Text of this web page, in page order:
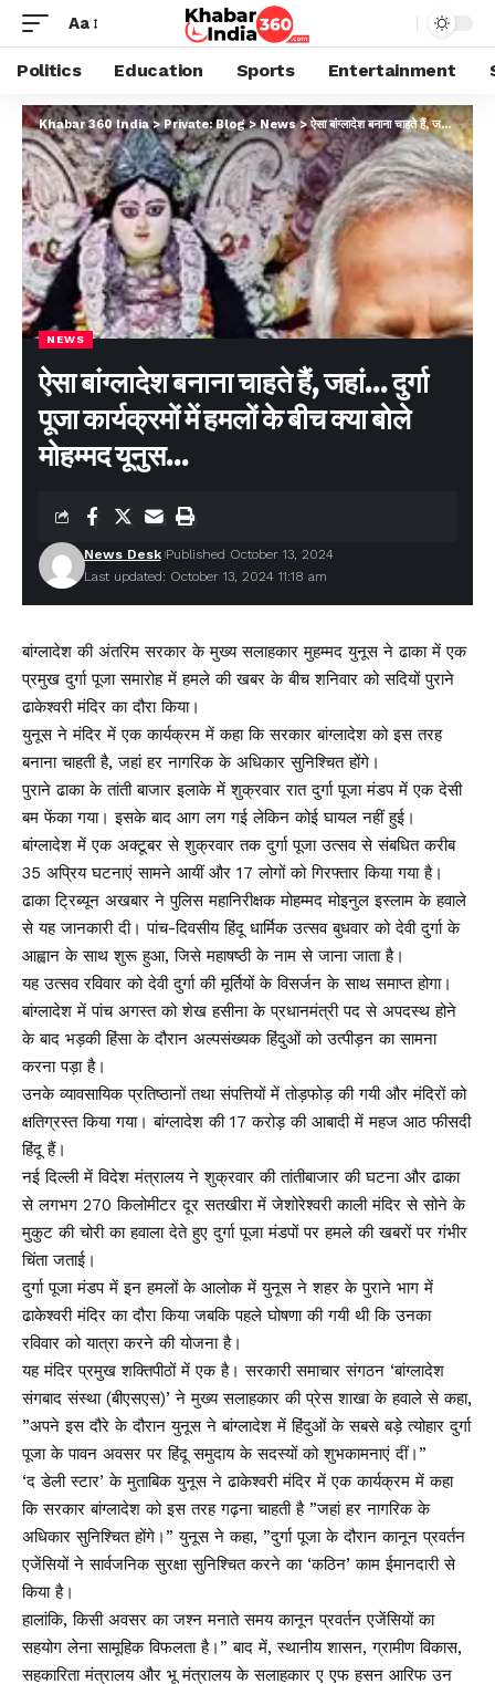
Aa
Politics Education Sports Entertainment
Khabar 360 India>Private: Blog>News>ऐसा बांग्लादेश बनाना चाहते हैं, जहां… दुर्गा पूजा कार्यक्रमों में हमलों के बीच क्या बोले मोहम्मद यूनुस…
NEWS
ऐसा बांग्लादेश बनाना चाहते हैं, जहां… दुर्गा
पूजा कार्यक्रमों में हमलों के बीच क्या बोले
मोहम्मद यूनुस…
Last updated: October 13, 2024 11:18 am
News Desk Published October 13, 2024
बांग्लादेश की अंतरिम सरकार के मुख्य सलाहकार मुहम्मद युनूस ने ढाका में एक
प्रमुख दुर्गा पूजा समारोह में हमले की खबर के बीच शनिवार को सदियों पुराने
ढाकेश्वरी मंदिर का दौरा किया।
युनूस ने मंदिर में एक कार्यक्रम में कहा कि सरकार बांग्लादेश को इस तरह
बनाना चाहती है, जहां हर नागरिक के अधिकार सुनिश्चित होंगे।
पुराने ढाका के तांती बाजार इलाके में शुक्रवार रात दुर्गा पूजा मंडप में एक देसी
बम फेंका गया। इसके बाद आग लग गई लेकिन कोई घायल नहीं हुई।
बांग्लादेश में एक अक्टूबर से शुक्रवार तक दुर्गा पूजा उत्सव से संबधित करीब
35 अप्रिय घटनाएं सामने आयीं और 17 लोगों को गिरफ्तार किया गया है।
ढाका ट्रिब्यून अखबार ने पुलिस महानिरीक्षक मोहम्मद मोइनुल इस्लाम के हवाले
से यह जानकारी दी। पांच-दिवसीय हिंदू धार्मिक उत्सव बुधवार को देवी दुर्गा के
आह्वान के साथ शुरू हुआ, जिसे महाषष्ठी के नाम से जाना जाता है।
यह उत्सव रविवार को देवी दुर्गा की मूर्तियों के विसर्जन के साथ समाप्त होगा।
बांग्लादेश में पांच अगस्त को शेख हसीना के प्रधानमंत्री पद से अपदस्थ होने
के बाद भड़की हिंसा के दौरान अल्पसंख्यक हिंदुओं को उत्पीड़न का सामना
करना पड़ा है।
उनके व्यावसायिक प्रतिष्ठानों तथा संपत्तियों में तोड़फोड़ की गयी और मंदिरों को
क्षतिग्रस्त किया गया। बांग्लादेश की 17 करोड़ की आबादी में महज आठ फीसदी
हिंदू हैं।
नई दिल्ली में विदेश मंत्रालय ने शुक्रवार की तांतीबाजार की घटना और ढाका
से लगभग 270 किलोमीटर दूर सतखीरा में जेशोरेश्वरी काली मंदिर से सोने के
मुकुट की चोरी का हवाला देते हुए दुर्गा पूजा मंडपों पर हमले की खबरों पर गंभीर
चिंता जताई।
दुर्गा पूजा मंडप में इन हमलों के आलोक में युनूस ने शहर के पुराने भाग में
ढाकेश्वरी मंदिर का दौरा किया जबकि पहले घोषणा की गयी थी कि उनका
रविवार को यात्रा करने की योजना है।
यह मंदिर प्रमुख शक्तिपीठों में एक है। सरकारी समाचार संगठन ‘बांग्लादेश
संगबाद संस्था (बीएसएस)’ ने मुख्य सलाहकार की प्रेस शाखा के हवाले से कहा,
”अपने इस दौरे के दौरान युनूस ने बांग्लादेश में हिंदुओं के सबसे बड़े त्योहार दुर्गा
पूजा के पावन अवसर पर हिंदू समुदाय के सदस्यों को शुभकामनाएं दीं।”
‘द डेली स्टार’ के मुताबिक युनूस ने ढाकेश्वरी मंदिर में एक कार्यक्रम में कहा
कि सरकार बांग्लादेश को इस तरह गढ़ना चाहती है ”जहां हर नागरिक के
अधिकार सुनिश्चित होंगे।” युनूस ने कहा, ”दुर्गा पूजा के दौरान कानून प्रवर्तन
एजेंसियों ने सार्वजनिक सुरक्षा सुनिश्चित करने का ‘कठिन’ काम ईमानदारी से
किया है।
हालांकि, किसी अवसर का जश्न मनाते समय कानून प्रवर्तन एजेंसियों का
सहयोग लेना सामूहिक विफलता है।” बाद में, स्थानीय शासन, ग्रामीण विकास,
सहकारिता मंत्रालय और भू मंत्रालय के सलाहकार ए एफ हसन आरिफ उन